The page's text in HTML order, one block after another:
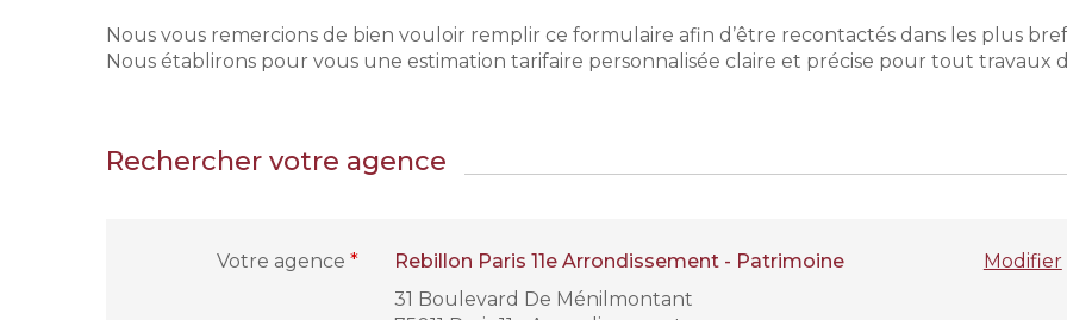
Nous vous remercions de bien vouloir remplir ce formulaire afin d’être recontactés dans les plus
Nous établirons pour vous une estimation tarifaire personnalisée claire et précise pour tout travaux
Rechercher votre agence
Votre agence *
Rebillon Paris 11e Arrondissement - Patrimoine
31 Boulevard De Ménilmontant
Modifier